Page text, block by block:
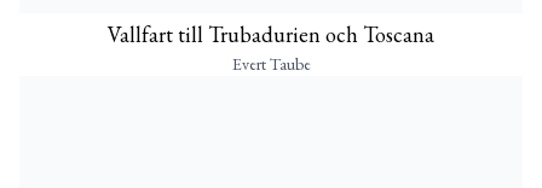
Vallfart till Trubadurien och Toscana
Evert Taube